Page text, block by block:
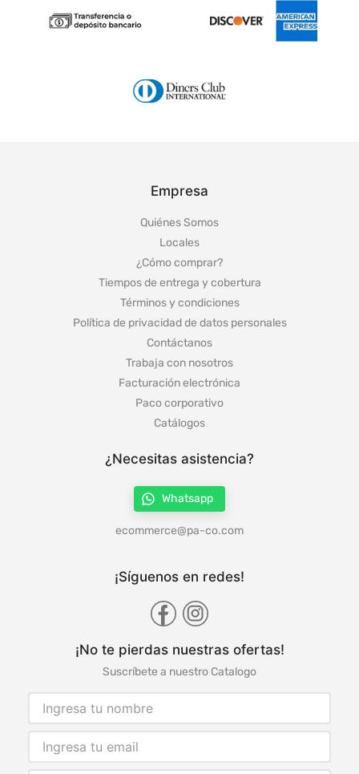
Empresa
Quiénes Somos
Locales
¿Cómo comprar?
Tiempos de entrega y cobertura
Términos y condiciones
Política de privacidad de datos personales
Contáctanos
Trabaja con nosotros
Facturación electrónica
Paco corporativo
Catálogos
¿Necesitas asistencia?
Whatsapp
ecommerce@pa-co.com
¡Síguenos en redes!
¡No te pierdas nuestras ofertas!
Suscríbete a nuestro Catalogo